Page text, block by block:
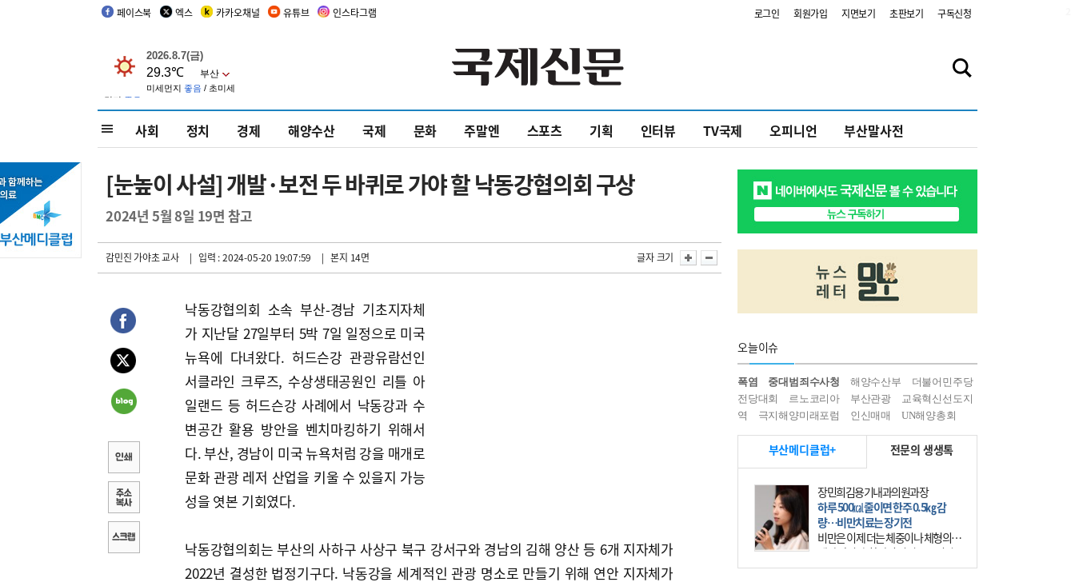
페이스북 엑스 카카오채널 유튜브 인스타그램 로그인 회원가입 지면보기 초판보기 구독신청
사회 정치 경제 해양수산 국제 문화 주말엔 스포츠 기획 인터뷰 TV국제 오피니언 부산말사전
[눈높이 사설] 개발·보전 두 바퀴로 가야 할 낙동강협의회 구상
2024년 5월 8일 19면 참고
감민진 가야초 교사 | 입력 : 2024-05-20 19:07:59 | 본지 14면 글자 크기
낙동강협의회 소속 부산-경남 기초지자체
가 지난달 27일부터 5박 7일 일정으로 미국
뉴욕에 다녀왔다. 허드슨강 관광유람선인
서클라인 크루즈, 수상생태공원인 리틀 아
일랜드 등 허드슨강 사례에서 낙동강과 수
변공간 활용 방안을 벤치마킹하기 위해서
다. 부산, 경남이 미국 뉴욕처럼 강을 매개로
문화 관광 레저 산업을 키울 수 있을지 가능
성을 엿본 기회였다.
낙동강협의회는 부산의 사하구 사상구 북구 강서구와 경남의 김해 양산 등 6개 지자체가
2022년 결성한 법정기구다. 낙동강을 세계적인 관광 명소로 만들기 위해 연안 지자체가
오늘이슈
폭염 중대범죄수사청 해양수산부
더불어민주당
전당대회
르노코리아 부산관광
교육혁신선도지
역
극지해양미래포럼 인신매매 UN해양총회
부산메디클럽+ 전문의 생생톡
장민희김용기내과의원과장
하루 500㎉ 줄이면 한주 0.5㎏ 감
량…비만치료는 장기전
비만은 이제 더는 체중이나 체형의 문
제가 아니다. 하나의 질병으로 인지
하고 치료와 관리를 해야 한다. 세계